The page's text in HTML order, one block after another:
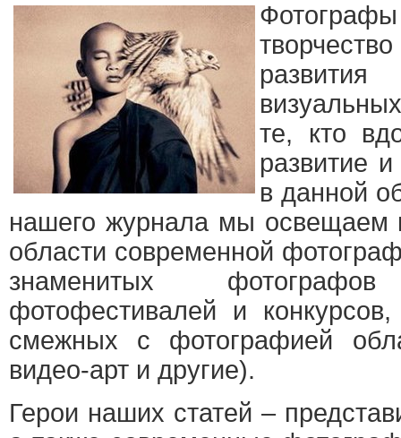
те, кто
развитие
в данной
нашего журнала мы освещаем
области современной
знаменитых
фотофестивалей и
смежных с фотографией
видео-арт и другие).
Герои наших статей –